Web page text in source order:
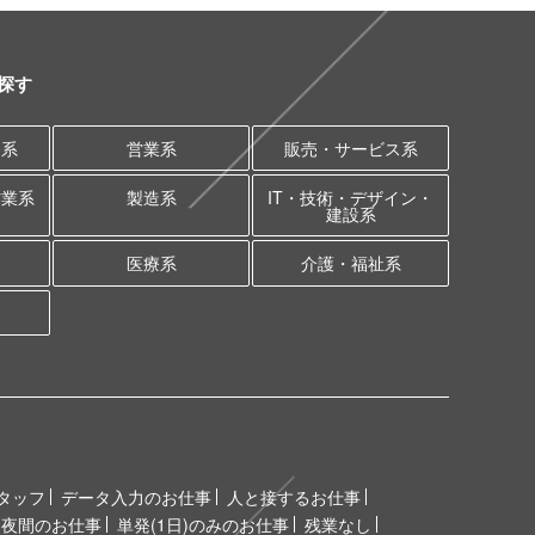
す
営業系 販売・サービス系
系 製造系 IT・技術・デザイン・
建設系
医療系 介護・福祉系
ッフ データ入力のお仕事
人と接するお仕事
夜間のお仕事
単発(1日)のみのお仕事 残業なし